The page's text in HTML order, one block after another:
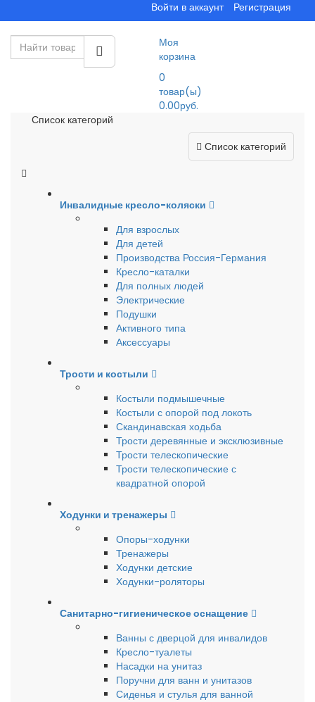
Войти в аккаунт Регистрация
Моя
корзина
0
товар(ы)
0.00руб.
Список категорий
Список категорий
Инвалидные кресло-коляски
Для взрослых
Для детей
Производства Россия-Германия
Кресло-каталки
Для полных людей
Электрические
Подушки
Активного типа
Аксессуары
Трости и костыли
Костыли подмышечные
Костыли с опорой под локоть
Скандинавская ходьба
Трости деревянные и эксклюзивные
Трости телескопические
Трости телескопические с
квадратной опорой
Ходунки и тренажеры
Опоры-ходунки
Тренажеры
Ходунки детские
Ходунки-роляторы
Санитарно-гигиеническое оснащение
Ванны с дверцой для инвалидов
Кресло-туалеты
Насадки на унитаз
Поручни для ванн и унитазов
Сиденья и стулья для ванной